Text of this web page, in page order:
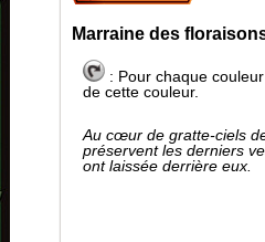
Marraine des
: Pour chaque
de cette couleur.
Au cœur de gratte-ciels
préservent les derniers
ont laissée derrière eux.